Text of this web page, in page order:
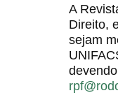
A
Direito,
sejam